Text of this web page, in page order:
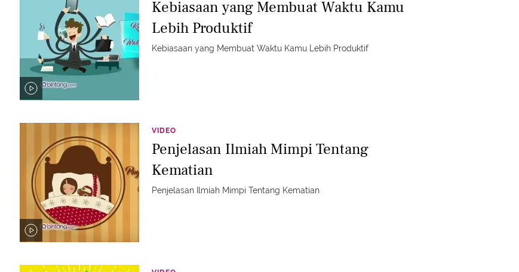
Kebiasaan yang Membuat Waktu Kamu
Lebih Produktif
Kebiasaan yang Membuat Waktu Kamu Lebih Produktif
VIDEO
Penjelasan Ilmiah Mimpi Tentang
Kematian
Penjelasan Ilmiah Mimpi Tentang Kematian